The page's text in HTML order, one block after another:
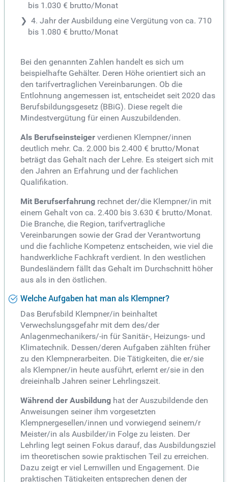
bis 1.030 € brutto/Monat
4. Jahr der Ausbildung eine Vergütung von ca. 710
bis 1.080 € brutto/Monat
Bei den genannten Zahlen handelt es sich um
beispielhafte Gehälter. Deren Höhe orientiert sich an
den tarifvertraglichen Vereinbarungen. Ob die
Entlohnung angemessen ist, entscheidet seit 2020 das
Berufsbildungsgesetz (BBiG). Diese regelt die
Mindestvergütung für einen Auszubildenden.
Als Berufseinsteiger verdienen Klempner/innen
deutlich mehr. Ca. 2.000 bis 2.400 € brutto/Monat
beträgt das Gehalt nach der Lehre. Es steigert sich mit
den Jahren an Erfahrung und der fachlichen
Qualifikation.
Mit Berufserfahrung rechnet der/die Klempner/in mit
einem Gehalt von ca. 2.400 bis 3.630 € brutto/Monat.
Die Branche, die Region, tarifvertragliche
Vereinbarungen sowie der Grad der Verantwortung
und die fachliche Kompetenz entscheiden, wie viel die
handwerkliche Fachkraft verdient. In den westlichen
Bundesländern fällt das Gehalt im Durchschnitt höher
aus als in den östlichen.
Welche Aufgaben hat man als Klempner?
Das Berufsbild Klempner/in beinhaltet
Verwechslungsgefahr mit dem des/der
Anlagenmechanikers/-in für Sanitär-, Heizungs- und
Klimatechnik. Dessen/deren Aufgaben zählten früher
zu den Klempnerarbeiten. Die Tätigkeiten, die er/sie
als Klempner/in heute ausführt, erlernt er/sie in den
dreieinhalb Jahren seiner Lehrlingszeit.
Während der Ausbildung hat der Auszubildende den
Anweisungen seiner ihm vorgesetzten
Klempnergesellen/innen und vorwiegend seinem/r
Meister/in als Ausbilder/in Folge zu leisten. Der
Lehrling legt seinen Fokus darauf, das Ausbildungsziel
im theoretischen sowie praktischen Teil zu erreichen.
Dazu zeigt er viel Lernwillen und Engagement. Die
praktischen Tätigkeiten entsprechen denen der